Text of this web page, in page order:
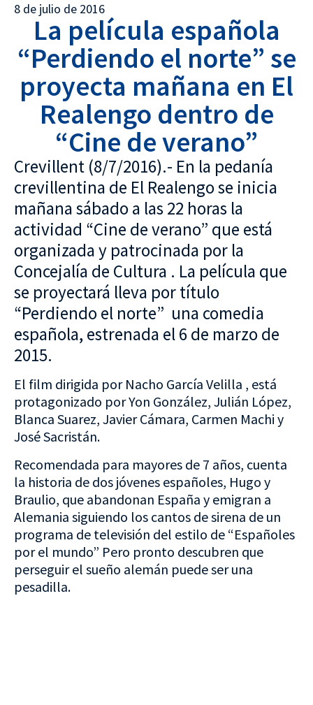
8 de julio de 2016
La película española
“Perdiendo el norte” se
proyecta mañana en El
Realengo dentro de
“Cine de verano”
Crevillent (8/7/2016).- En la pedanía
crevillentina de El Realengo se inicia
mañana sábado a las 22 horas la
actividad “Cine de verano” que está
organizada y patrocinada por la
Concejalía de Cultura . La película que
se proyectará lleva por título
“Perdiendo el norte” una comedia
española, estrenada el 6 de marzo de
2015.
El film dirigida por Nacho García Velilla , está
protagonizado por Yon González, Julián López,
Blanca Suarez, Javier Cámara, Carmen Machi y
José Sacristán.
Recomendada para mayores de 7 años, cuenta
la historia de dos jóvenes españoles, Hugo y
Braulio, que abandonan España y emigran a
Alemania siguiendo los cantos de sirena de un
programa de televisión del estilo de “Españoles
por el mundo” Pero pronto descubren que
perseguir el sueño alemán puede ser una
pesadilla.